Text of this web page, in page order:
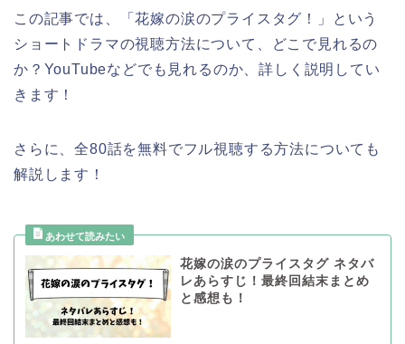
この記事では、 「花嫁の涙のプライスタグ！」
という
ショートドラマの視聴方法について、どこで見れるの
か？YouTubeなどでも見れるのか、詳しく説明してい
きます！
さらに、全80話を無料でフル視聴する方法についても
解説します！
花嫁の涙のプライスタグ ネタバ
レあらすじ！最終回結末まとめ
と感想も！